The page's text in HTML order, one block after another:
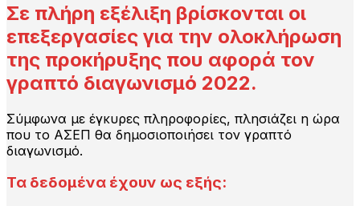
Σε πλήρη εξέλιξη βρίσκονται οι
επεξεργασίες για την ολοκλήρωση
της προκήρυξης που αφορά τον
γραπτό διαγωνισμό 2022.
Σύμφωνα με έγκυρες πληροφορίες, πλησιάζει η ώρα
που το ΑΣΕΠ θα δημοσιοποιήσει τον γραπτό
διαγωνισμό.
Τα δεδομένα έχουν ως εξής: